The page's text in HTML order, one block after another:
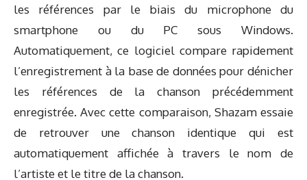
les références par le biais du microphone du
smartphone ou du PC sous Windows.
Automatiquement, ce logiciel compare rapidement
l’enregistrement à la base de données pour dénicher
les références de la chanson précédemment
enregistrée. Avec cette comparaison, Shazam essaie
de retrouver une chanson identique qui est
automatiquement affichée à travers le nom de
l’artiste et le titre de la chanson.